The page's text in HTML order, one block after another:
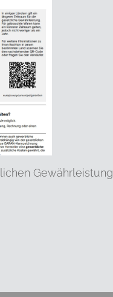
Gewährleistung